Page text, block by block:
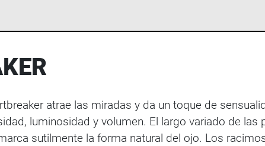
atrae las miradas y da un toque de
luminosidad y volumen. El largo variado de
sutilmente la forma natural del ojo. Los